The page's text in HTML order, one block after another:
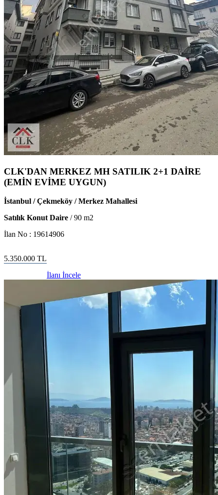
CLK'DAN MERKEZ MH SATILIK 2+1 DAİRE
(EMİN EVİME UYGUN)
İstanbul / Çekmeköy / Merkez Mahallesi
Satılık Konut Daire /90 m2
İlan No : 19614906
5.350.000 TL
İlanı İncele